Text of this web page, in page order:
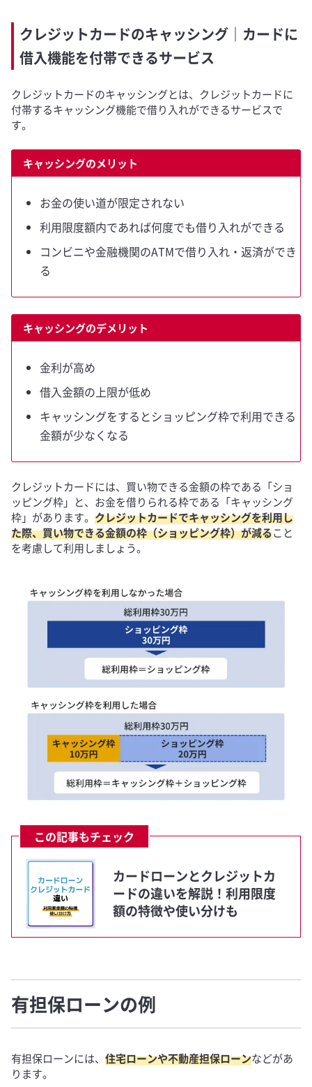
クレジットカードのキャッシング｜カードに
借入機能を付帯できるサービス
クレジットカードのキャッシングとは、クレジットカードに
付帯するキャッシング機能で借り入れができるサービスで
す。
キャッシングのメリット
お金の使い道が限定されない
利用限度額内であれば何度でも借り入れができる
コンビニや金融機関のATMで借り入れ・返済ができ
る
キャッシングのデメリット
金利が高め
借入金額の上限が低め
キャッシングをするとショッピング枠で利用できる
金額が少なくなる
クレジットカードには、買い物できる金額の枠である「ショ
ッピング枠」と、お金を借りられる枠である「キャッシング
枠」があります。 クレジットカードでキャッシングを利用し
た際、買い物できる金額の枠（ショッピング枠）が減ること
を考慮して利用しましょう。
この記事もチェック
カードローンとクレジットカ
ードの違いを解説！利用限度
額の特徴や使い分けも
有担保ローンの例
有担保ローンには、 住宅ローンや不動産担保ローンなどがあ
ります。